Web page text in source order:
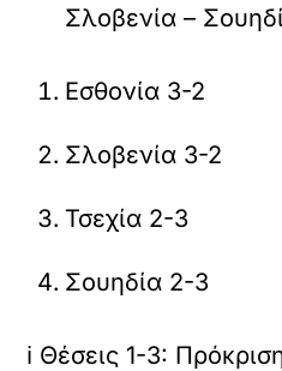
Σλοβενία –
Εσθονία 3-2
Σλοβενία 3-2
Τσεχία 2-3
Σουηδία 2-3
ℹ Θέσεις 1-3: